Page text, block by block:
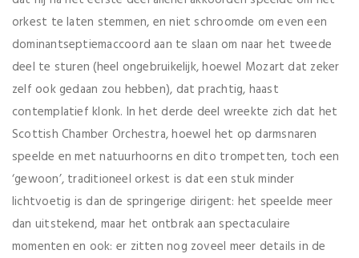
orkest te laten stemmen, en niet schroomde om even een
dominantseptiemaccoord aan te slaan om naar het tweede
deel te sturen (heel ongebruikelijk, hoewel Mozart dat zeker
zelf ook gedaan zou hebben), dat prachtig, haast
contemplatief klonk. In het derde deel wreekte zich dat het
Scottish Chamber Orchestra, hoewel het op darmsnaren
speelde en met natuurhoorns en dito trompetten, toch een
‘gewoon’, traditioneel orkest is dat een stuk minder
lichtvoetig is dan de springerige dirigent: het speelde meer
dan uitstekend, maar het ontbrak aan spectaculaire
momenten en ook: er zitten nog zoveel meer details in de